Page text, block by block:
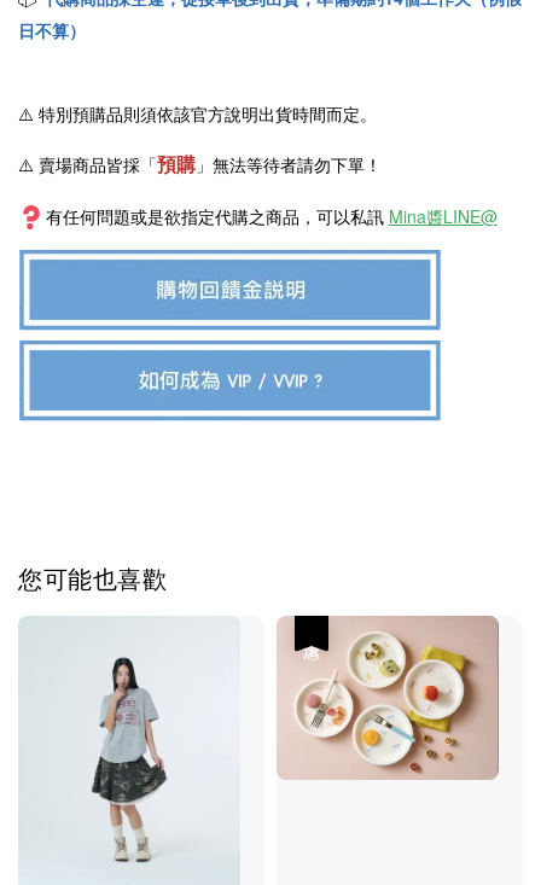
日不算）
⚠️ 特別預購品則須依該官方說明出貨時間而定。
⚠️ 賣場商品皆採 「預購 」 無法等待者請勿下單！
有任何問題或是欲指定代購之商品，可以私訊 Mina醬LINE@
您可能也喜歡